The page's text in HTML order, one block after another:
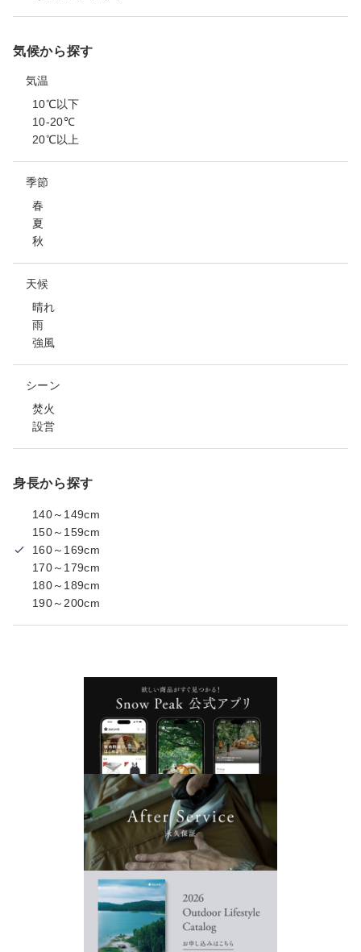
気候から探す
気温
10℃以下
10-20℃
20℃以上
季節
春
夏
秋
天候
晴れ
雨
強風
シーン
焚火
設営
身長から探す
140～149cm
150～159cm
160～169cm
170～179cm
180～189cm
190～200cm